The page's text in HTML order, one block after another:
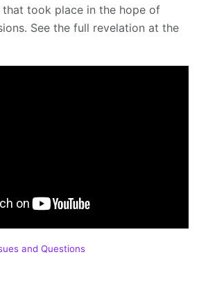
that took place in the hope of
See the full revelation at the
and Questions